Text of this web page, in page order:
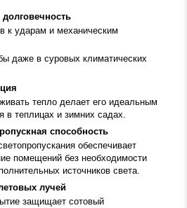
к ударам и механическим
даже в суровых климатических
тепло делает его идеальным
в теплицах и зимних садах.
способность
обеспечивает
помещений без необходимости
источников света.
лучей
защищает сотовый